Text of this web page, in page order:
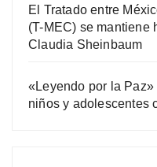
El Tratado entre
(T-MEC) se mantiene
Claudia Sheinbaum
«Leyendo por la
niños y adolescentes